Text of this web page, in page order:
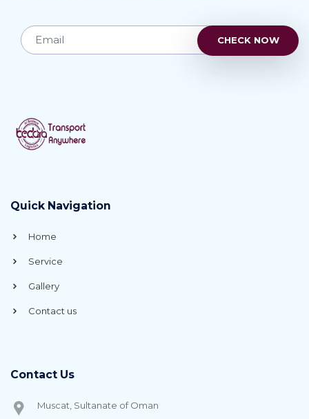
Quick Navigation
Home
Service
Gallery
Contact us
Contact Us
Muscat, Sultanate of Oman